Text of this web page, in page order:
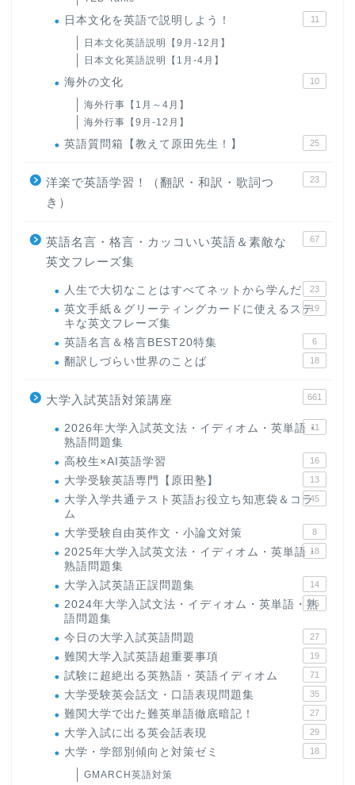
日本文化を英語で説明しよう！ 11
日本文化英語説明【9月-12月】
日本文化英語説明【1月-4月】
海外の文化 10
海外行事【1月～4月】
海外行事【9月-12月】
英語質問箱【教えて原田先生！】 25
洋楽で英語学習！（翻訳・和訳・歌詞つ
き）
23
英語名言・格言・カッコいい英語＆素敵な
英文フレーズ集
67
人生で大切なことはすべてネットから学んだ 23
英文手紙＆グリーティングカードに使えるステ
キな英文フレーズ集
19
英語名言＆格言BEST20特集 6
翻訳しづらい世界のことば 18
大学入試英語対策講座 661
2026年大学入試英文法・イディオム・英単語・
熟語問題集
11
高校生×AI英語学習 16
大学受験英語専門【原田塾】 13
大学入学共通テスト英語お役立ち知恵袋＆コラ
ム
45
大学受験自由英作文・小論文対策 8
2025年大学入試英文法・イディオム・英単語・
熟語問題集
18
大学入試英語正誤問題集 14
2024年大学入試文法・イディオム・英単語・熟
語問題集
15
今日の大学入試英語問題 27
難関大学入試英語超重要事項 19
試験に超絶出る英熟語・英語イディオム 71
大学受験英会話文・口語表現問題集 35
難関大学で出た難英単語徹底暗記！ 27
大学入試に出る英会話表現 29
大学・学部別傾向と対策ゼミ 18
GMARCH英語対策